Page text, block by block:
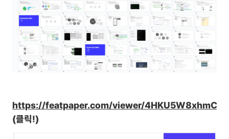
https://featpaper.com/viewer/4HKU5W8xhmCy
(클릭!)